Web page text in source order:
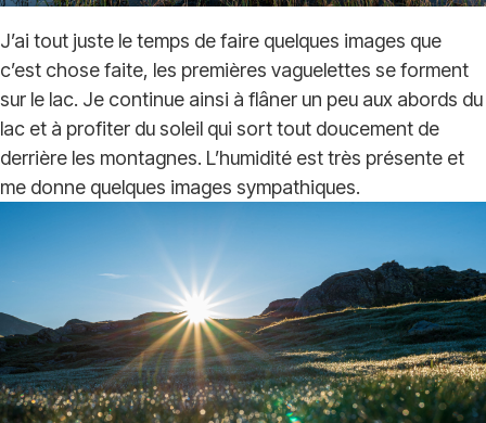
J’ai tout juste le temps de faire quelques images que
c’est chose faite, les premières vaguelettes se forment
sur le lac. Je continue ainsi à flâner un peu aux abords du
lac et à profiter du soleil qui sort tout doucement de
derrière les montagnes. L’humidité est très présente et
me donne quelques images sympathiques.